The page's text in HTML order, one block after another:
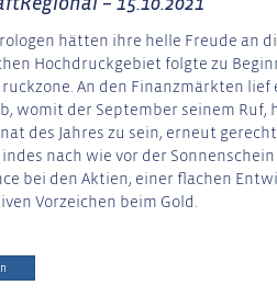
– 15.10.2021
hätten ihre helle Freude an
Hochdruckgebiet folgte zu
An den Finanzmärkten
womit der September seinem
des Jahres zu sein, erneut
nach wie vor der
bei den Aktien, einer flachen
Vorzeichen beim Gold.